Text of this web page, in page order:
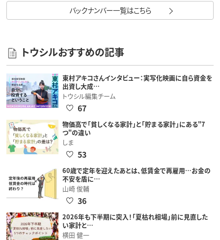
バックナンバー一覧はこちら
トウシルおすすめの記事
東村アキコさんインタビュー：実写化映画に自ら資金を
出資し大成…
トウシル編集チーム
67
物価高で「貧しくなる家計」と「貯まる家計」にある"7
つ"の違い
しま
53
60歳で定年を迎えたあとは、低賃金で再雇用…お金の
不安を盾に…
山崎 俊輔
36
2026年も下半期に突入！「夏枯れ相場」前に見直した
い家計と…
横田 健一